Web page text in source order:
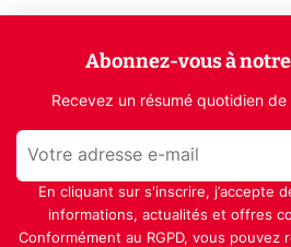
Abonnez-vous à
Recevez un résumé quotidien
En cliquant sur s'inscrire, j’accepte
informations, actualités et offres
Conformément au RGPD, vous